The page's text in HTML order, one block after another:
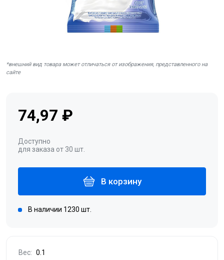
*внешний вид товара может отличаться от изображения, представленного на
сайте
74,97 ₽
Доступно
для заказа от 30 шт.
В корзину
В наличии 1230 шт.
Вес: 0.1